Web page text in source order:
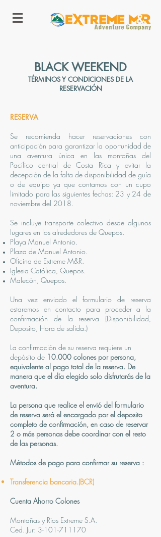
BLACK WEEKEND
TÉRMINOS Y CONDICIONES DE LA
RESERVACIÓN
RESERVA
Se recomienda hacer reservaciones con
anticipación para garantizar la oportunidad de
una aventura única en las montañas del
Pacífico central de Costa Rica y evitar la
decepción de la falta de disponibilidad de guía
o de equipo ya que contamos con un cupo
limitado para las siguientes fechas: 23 y 24 de
noviembre del 2018.
Se incluye transporte colectivo desde algunos
lugares en los alrededores de Quepos.
Playa Manuel Antonio.
Plaza de Manuel Antonio.
Oficina de Extreme M&R.
Iglesia Católica, Quepos.
Malecón, Quepos.
Una vez enviado el formulario de reserva
estaremos en contacto para proceder a la
confirmación de la reserva (Disponibilidad,
Deposito, Hora de salida.)
La confirmación de su reserva requiere un
depósito de 10.000 colones por persona,
equivalente al pago total de la reserva. De
manera que el día elegido solo disfrutarás de la
aventura.
La persona que realice el envió del formulario
de reserva será el encargado por el deposito
completo de confirmación, en caso de reservar
2 o más personas debe coordinar con el resto
de las personas.
Métodos de pago para confirmar su reserva :
Transferencia bancaria.(BCR)
Cuenta Ahorro Colones
Montañas y Ríos Extreme S.A.
Ced. Jur: 3-101-711170